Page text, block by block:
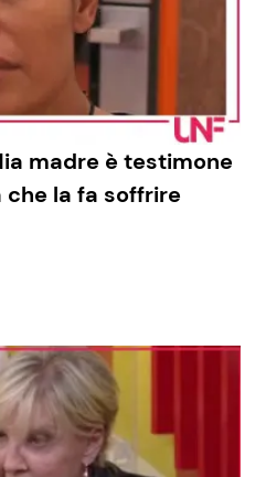
madre è testimone
che la fa soffrire